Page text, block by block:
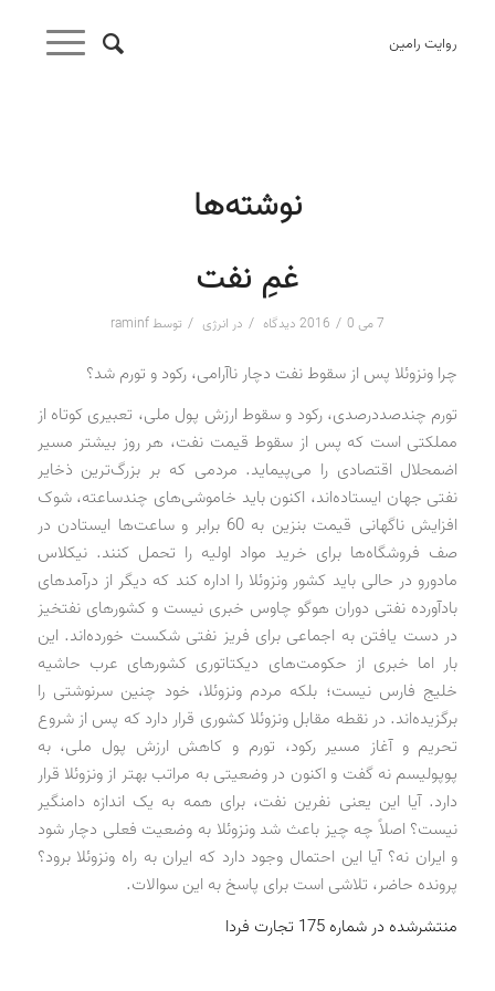
روایت رامین
نوشته‌ها
غمِ نفت
7 می 2016 / 0 دیدگاه / در انرژی / توسط raminf
چرا ونزوئلا پس از سقوط نفت دچار ناآرامی، رکود و تورم شد؟
تورم چندصددرصدی، رکود و سقوط ارزش پول ملی، تعبیری کوتاه از
مملکتی است که پس از سقوط قیمت نفت، هر روز بیشتر مسیر
اضمحلال اقتصادی را می‌پیماید. مردمی که بر بزرگ‌ترین ذخایر
نفتی جهان ایستاده‌اند، اکنون باید خاموشی‌های چند‌ساعته، شوک
افزایش ناگهانی قیمت بنزین به 60 برابر و ساعت‌ها ایستادن در
صف فروشگاه‌ها برای خرید مواد اولیه را تحمل کنند. نیکلاس
مادورو در حالی باید کشور ونزوئلا را اداره کند که دیگر از درآمدهای
بادآورده نفتی دوران هوگو چاوس خبری نیست و کشورهای نفتخیز
در دست یافتن به اجماعی برای فریز نفتی شکست خورده‌اند. این
بار اما خبری از حکومت‌های دیکتاتوری کشورهای عرب حاشیه
خلیج فارس نیست؛ بلکه مردم ونزوئلا، خود چنین سرنوشتی را
برگزیده‌اند. در نقطه مقابل ونزوئلا کشوری قرار دارد که پس از شروع
تحریم و آغاز مسیر رکود، تورم و کاهش ارزش پول ملی، به
پوپولیسم نه گفت و اکنون در وضعیتی به مراتب بهتر از ونزوئلا قرار
دارد. آیا این یعنی نفرین نفت، برای همه به یک اندازه دامنگیر
نیست؟ اصلاً چه چیز باعث شد ونزوئلا به وضعیت فعلی دچار شود
و ایران نه؟ آیا این احتمال وجود دارد که ایران به راه ونزوئلا برود؟
پرونده حاضر، تلاشی است برای پاسخ به این سوالات.
منتشرشده در شماره 175 تجارت فردا